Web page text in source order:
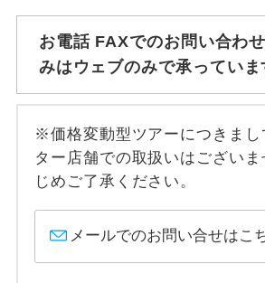
お電話 FAXでのお問い合わ
みはウェブのみで承っていま
※価格変動型ツアーにつきまし
ター店舗での取扱いはござい
じめご了承ください。
メールでのお問い合せはこ